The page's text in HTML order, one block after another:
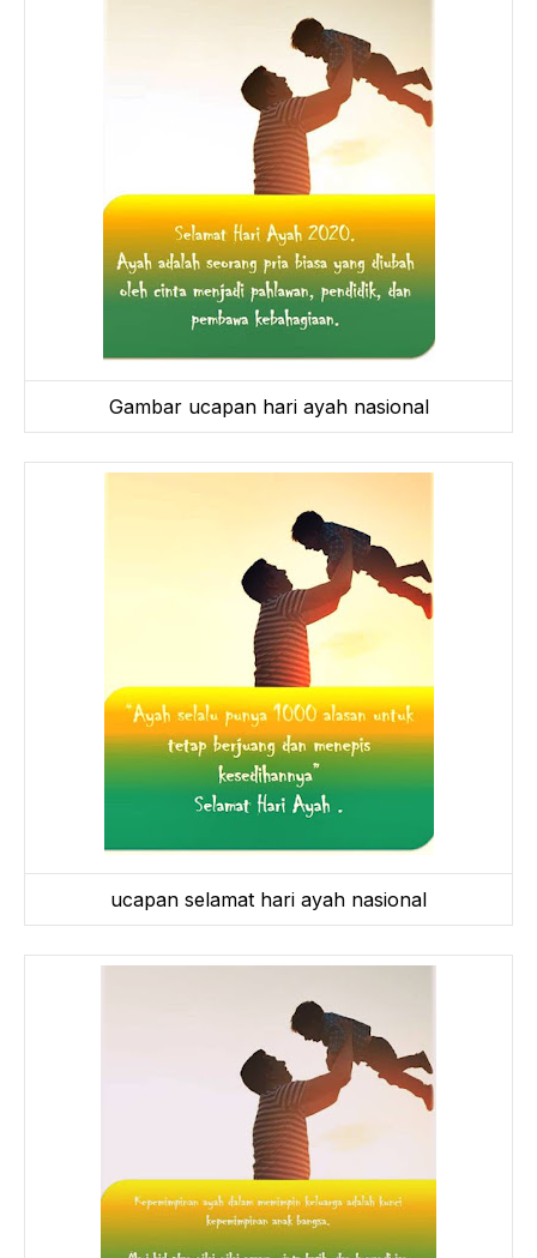
Gambar ucapan hari ayah nasional
ucapan selamat hari ayah nasional